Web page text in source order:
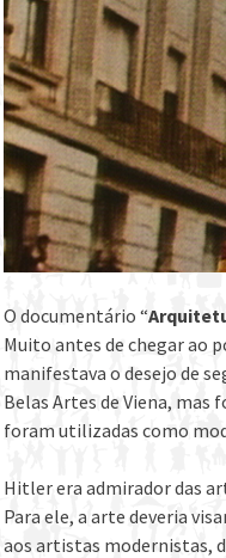
O documentário “
Muito antes de chegar ao
manifestava o desejo de
Belas Artes de Viena, mas
foram utilizadas como
Hitler era admirador das
Para ele, a arte deveria
aos artistas modernistas,